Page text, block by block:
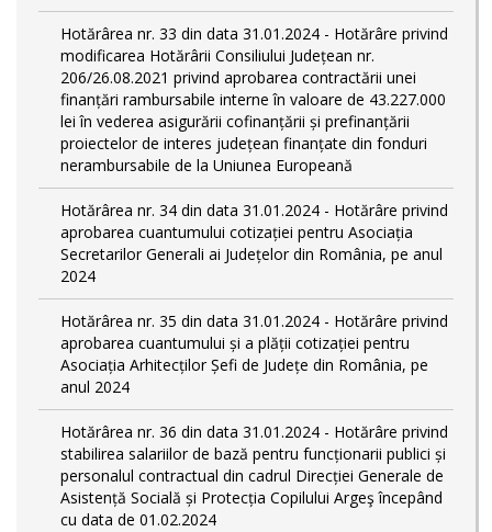
Hotărârea nr. 33 din data 31.01.2024 - Hotărâre privind
modificarea Hotărârii Consiliului Județean nr.
206/26.08.2021 privind aprobarea contractării unei
finanțări rambursabile interne în valoare de 43.227.000
lei în vederea asigurării cofinanțării și prefinanțării
proiectelor de interes județean finanțate din fonduri
nerambursabile de la Uniunea Europeană
Hotărârea nr. 34 din data 31.01.2024 - Hotărâre privind
aprobarea cuantumului cotizației pentru Asociația
Secretarilor Generali ai Județelor din România, pe anul
2024
Hotărârea nr. 35 din data 31.01.2024 - Hotărâre privind
aprobarea cuantumului și a plății cotizației pentru
Asociația Arhitecților Șefi de Județe din România, pe
anul 2024
Hotărârea nr. 36 din data 31.01.2024 - Hotărâre privind
stabilirea salariilor de bază pentru funcționarii publici și
personalul contractual din cadrul Direcției Generale de
Asistență Socială și Protecția Copilului Argeş începând
cu data de 01.02.2024